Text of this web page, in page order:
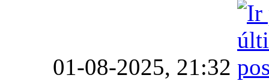
01-08-2025, 21:32